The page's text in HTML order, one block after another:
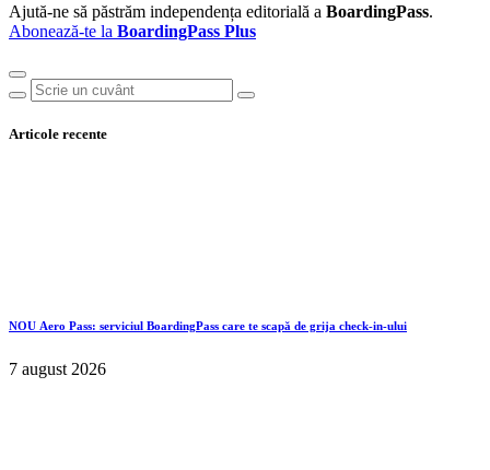
Ajută-ne să păstrăm independența editorială a BoardingPass.
Abonează-te la BoardingPass Plus
Articole recente
NOU Aero Pass: serviciul BoardingPass care te scapă de grija check-in-ului
7 august 2026